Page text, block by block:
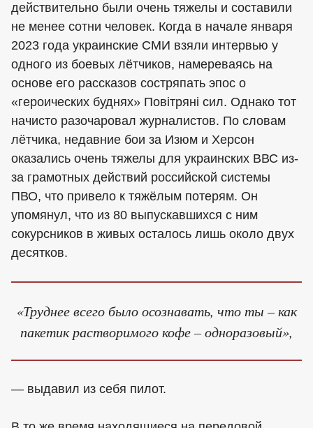
действительно были очень тяжелы и составили
не менее сотни человек. Когда в начале января
2023 года украинские СМИ взяли интервью у
одного из боевых лётчиков, намереваясь на
основе его рассказов состряпать эпос о
«героических буднях» Повітряні сил. Однако тот
начисто разочаровал журналистов. По словам
лётчика, недавние бои за Изюм и Херсон
оказались очень тяжелы для украинских ВВС из-
за грамотных действий российской системы
ПВО, что привело к тяжёлым потерям. Он
упомянул, что из 80 выпускавшихся с ним
сокурсников в живых осталось лишь около двух
десятков.
«Труднее всего было осознавать, что ты – как
пакетик растворимого кофе – одноразовый»,
— выдавил из себя пилот.